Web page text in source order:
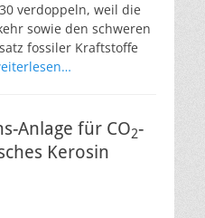
verdoppeln, weil die
sowie den schweren
fossiler Kraftstoffe
Anlage für CO2-
Kerosin